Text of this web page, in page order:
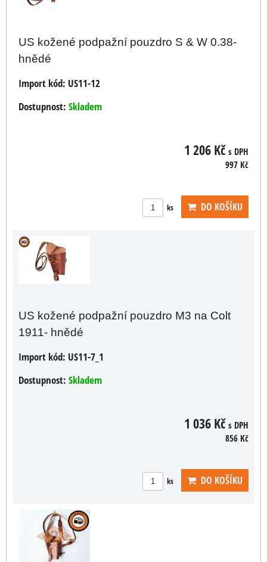
US kožené podpažní pouzdro S & W 0.38-
hnědé
Import kód: US11-12
Dostupnost: Skladem
1 206 Kč s DPH
997 Kč
ks DO KOŠÍKU
US kožené podpažní pouzdro M3 na Colt
1911- hnědé
Import kód: US11-7_1
Dostupnost: Skladem
1 036 Kč s DPH
856 Kč
ks DO KOŠÍKU